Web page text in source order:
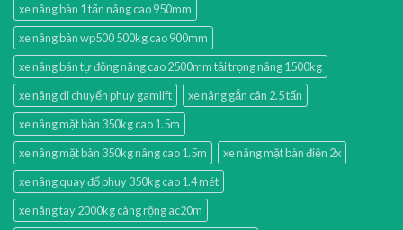
xe nâng bàn 1 tấn nâng cao 950mm
xe nâng bàn wp500 500kg cao 900mm
xe nâng bán tự động nâng cao 2500mm tải trọng nâng 1500kg
xe nâng di chuyển phuy gamlift
xe nâng gắn cân 2.5 tấn
xe nâng mặt bàn 350kg cao 1.5m
xe nâng mặt bàn 350kg nâng cao 1.5m
xe nâng mặt bàn điện 2x
xe nâng quay đổ phuy 350kg cao 1.4 mét
xe nâng tay 2000kg càng rộng ac20m